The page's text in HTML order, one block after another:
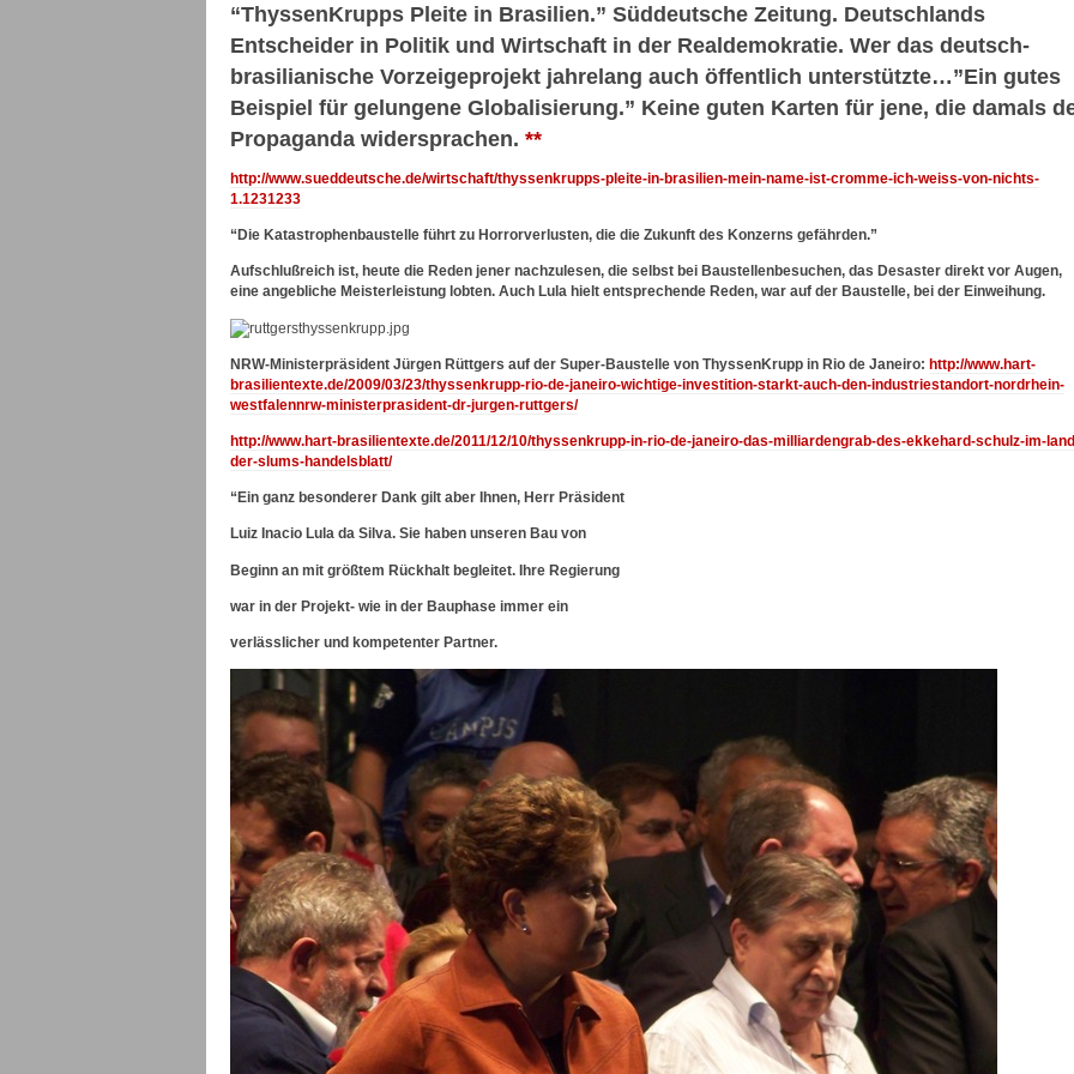
“ThyssenKrupps Pleite in Brasilien.” Süddeutsche Zeitung. Deutschlands
Entscheider in Politik und Wirtschaft in der Realdemokratie. Wer das deutsch-
brasilianische Vorzeigeprojekt jahrelang auch öffentlich unterstützte…”Ein gutes
Beispiel für gelungene Globalisierung.” Keine guten Karten für jene, die damals
Propaganda widersprachen. **
http://www.sueddeutsche.de/wirtschaft/thyssenkrupps-pleite-in-brasilien-mein-name-ist-cromme-ich-weiss-von-nichts-
1.1231233
“Die Katastrophenbaustelle führt zu Horrorverlusten, die die Zukunft des Konzerns gefährden.”
Aufschlußreich ist, heute die Reden jener nachzulesen, die selbst bei Baustellenbesuchen, das Desaster direkt vor Augen,
eine angebliche Meisterleistung lobten. Auch Lula hielt entsprechende Reden, war auf der Baustelle, bei der Einweihung.
NRW-Ministerpräsident Jürgen Rüttgers auf der Super-Baustelle von ThyssenKrupp in Rio de Janeiro: http://www.hart-
brasilientexte.de/2009/03/23/thyssenkrupp-rio-de-janeiro-wichtige-investition-starkt-auch-den-industriestandort-nordrhein-
westfalennrw-ministerprasident-dr-jurgen-ruttgers/
http://www.hart-brasilientexte.de/2011/12/10/thyssenkrupp-in-rio-de-janeiro-das-milliardengrab-des-ekkehard-schulz-im-
der-slums-handelsblatt/
“Ein ganz besonderer Dank gilt aber Ihnen, Herr Präsident
Luiz Inacio Lula da Silva. Sie haben unseren Bau von
Beginn an mit größtem Rückhalt begleitet. Ihre Regierung
war in der Projekt- wie in der Bauphase immer ein
verlässlicher und kompetenter Partner.